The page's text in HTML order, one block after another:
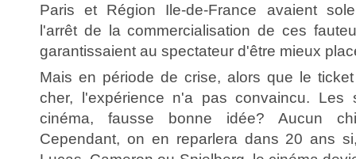
Paris et Région Ile-de-France avaient
l'arrêt de la commercialisation de ces
garantissaient au spectateur d'être mieux
Mais en période de crise, alors que le
cher, l'expérience n'a pas convaincu. Les
cinéma, fausse bonne idée? Aucun
Cependant, on en reparlera dans 20 ans